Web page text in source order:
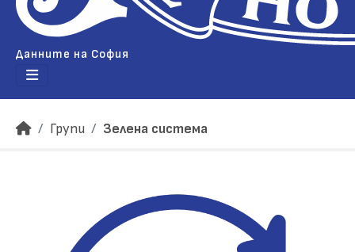
Данните на София
Групи Зелена система